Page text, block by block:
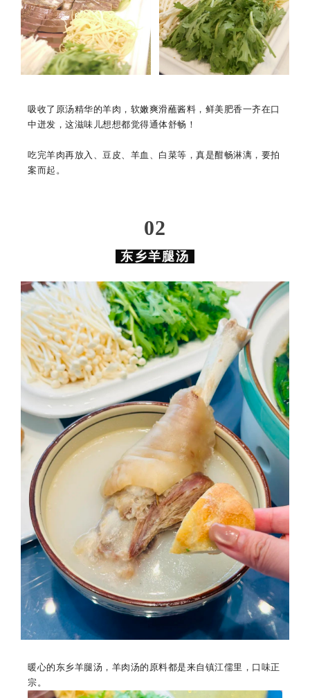
吸收了原汤精华的羊肉，软嫩爽滑蘸酱料 ，鲜美肥香一齐在口
中迸发， 这滋味儿想想都觉得通体舒畅！
吃完羊肉再放入、豆皮、羊血、白菜等，真是酣畅淋漓，要拍
案而起。
02
东乡羊腿汤
暖心的东乡羊腿汤，羊肉汤的原料都是来自镇江儒里，口味正
宗。